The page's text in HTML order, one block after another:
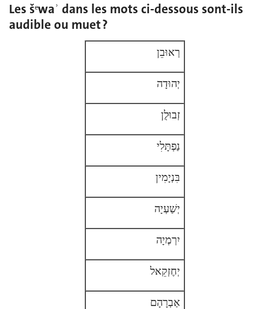
Les šᵉwaʾ dans les mots ci-dessous sont-ils
audible ou muet ?
רְאוּבֵן
יְהוּדָה
זְבוּלֻן
נַפְתָּלִי
בִּנְיָמִין
יְשַׁעְיָה
יִרְמְיָה
יְחֶזְקֵאל
אַבְרָהָם